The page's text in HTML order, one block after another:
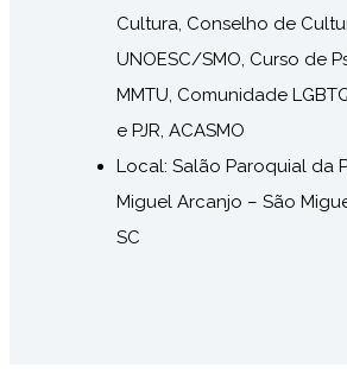
Cultura, Conselho de
UNOESC/SMO, Curso de
MMTU, Comunidade
e PJR, ACASMO
Local: Salão Paroquial da
Miguel Arcanjo – São
SC